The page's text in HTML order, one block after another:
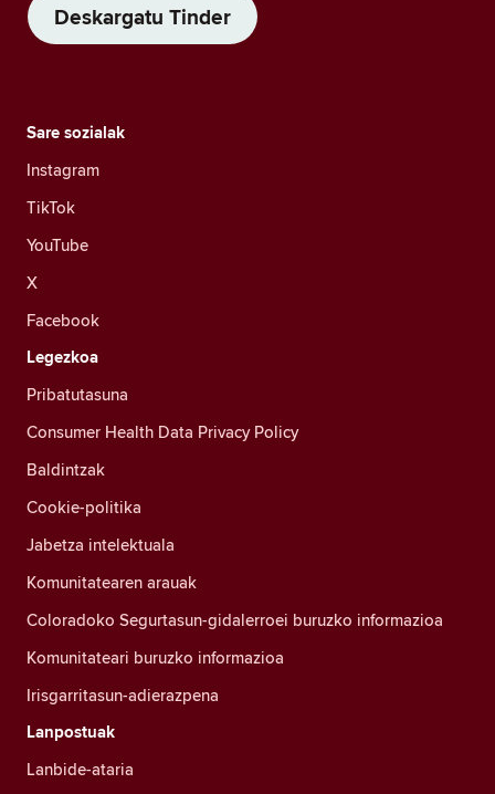
Deskargatu Tinder
Sare sozialak
Instagram
TikTok
YouTube
X
Facebook
Legezkoa
Pribatutasuna
Consumer Health Data Privacy Policy
Baldintzak
Cookie-politika
Jabetza intelektuala
Komunitatearen arauak
Coloradoko Segurtasun-gidalerroei buruzko informazioa
Komunitateari buruzko informazioa
Irisgarritasun-adierazpena
Lanpostuak
Lanbide-ataria